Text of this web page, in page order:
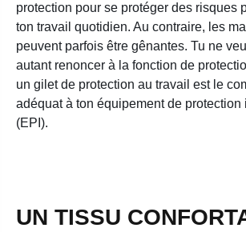
protection pour se protéger des risques
ton travail quotidien. Au contraire, les
peuvent parfois être gênantes. Tu ne
autant renoncer à la fonction de
un gilet de protection au travail est le
adéquat à ton équipement de
(EPI).
UN TISSU